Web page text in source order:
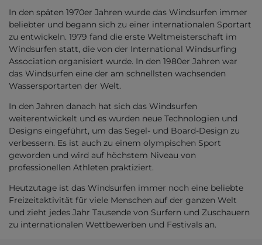
In den späten 1970er Jahren wurde das Windsurfen immer
beliebter und begann sich zu einer internationalen Sportart
zu entwickeln. 1979 fand die erste Weltmeisterschaft im
Windsurfen statt, die von der International Windsurfing
Association organisiert wurde. In den 1980er Jahren war
das Windsurfen eine der am schnellsten wachsenden
Wassersportarten der Welt.
In den Jahren danach hat sich das Windsurfen
weiterentwickelt und es wurden neue Technologien und
Designs eingeführt, um das Segel- und Board-Design zu
verbessern. Es ist auch zu einem olympischen Sport
geworden und wird auf höchstem Niveau von
professionellen Athleten praktiziert.
Heutzutage ist das Windsurfen immer noch eine beliebte
Freizeitaktivität für viele Menschen auf der ganzen Welt
und zieht jedes Jahr Tausende von Surfern und Zuschauern
zu internationalen Wettbewerben und Festivals an.